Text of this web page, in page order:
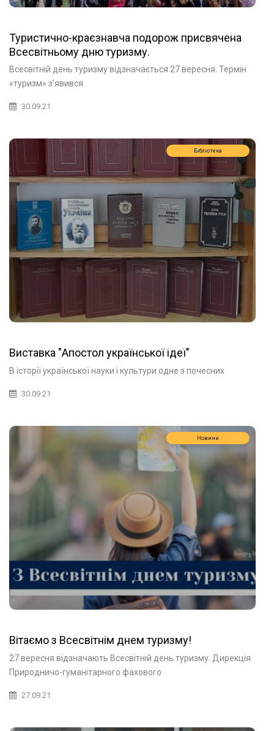
Туристично-краєзнавча подорож присвячена
Всесвітньому дню туризму.
Всесвітній день туризму відзначається 27 вересня. Термін
«туризм» з’явився
30.09.21
Бібліотека
Виставка "Апостол української ідеї"
В історії української науки і культури одне з почесних
30.09.21
Новини
Вітаємо з Всесвітнім днем туризму!
27 вересня відзначають Всесвітній день туризму. Дирекція
Природничо-гуманітарного фахового
27.09.21